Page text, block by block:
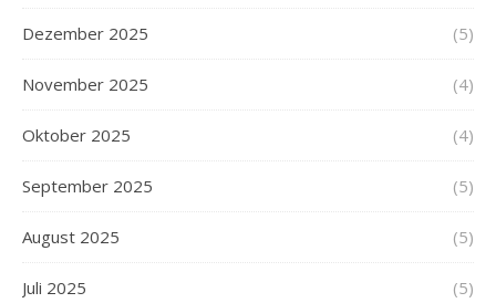
Dezember 2025 (5)
November 2025 (4)
Oktober 2025 (4)
September 2025 (5)
August 2025 (5)
Juli 2025 (5)